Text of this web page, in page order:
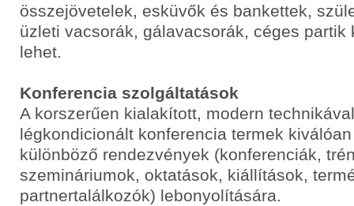
összejövetelek, esküvők és bankettek,
üzleti vacsorák, gálavacsorák, céges partik
lehet.
Konferencia szolgáltatások
A korszerűen kialakított, modern
légkondicionált konferencia termek
különböző rendezvények (konferenciák,
szemináriumok, oktatások, kiállítások,
partnertalálkozók) lebonyolítására.